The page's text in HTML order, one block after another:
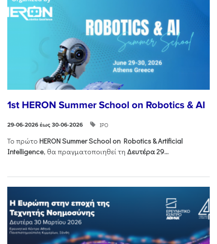
1st HERON Summer School on Robotics & AI
29-06-2026 έως 30-06-2026 ΙΡΟ
Το πρώτο HERONSummerSchool on Robotics &Artificial
Intelligence, θα πραγματοποιηθεί τη Δευτέρα 29...